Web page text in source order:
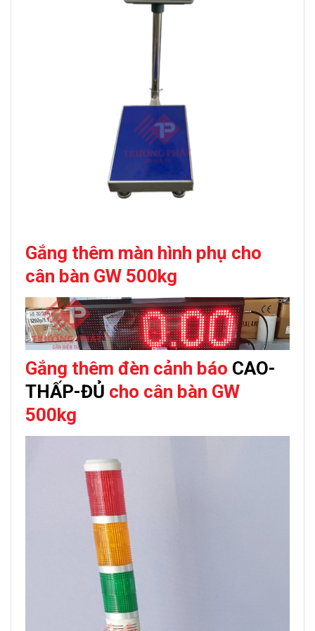
Gắng thêm màn hình phụ cho
cân bàn GW 500kg
Gắng thêm đèn cảnh báo CAO-
THẤP-ĐỦ cho cân bàn GW
500kg